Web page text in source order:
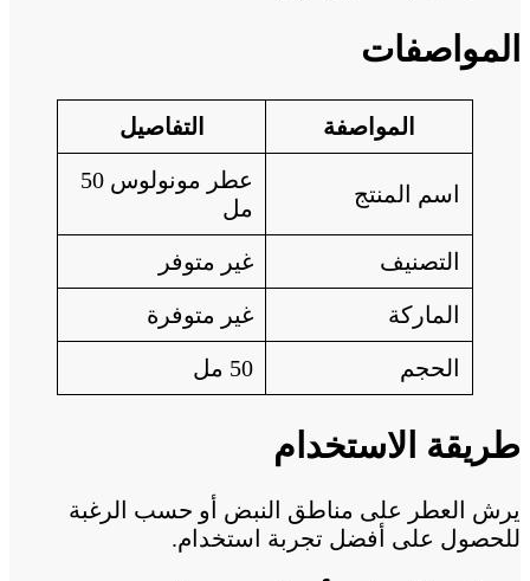
المواصفات
المواصفة التفاصيل
اسم المنتج
عطر مونولوس 50
مل
التصنيف غير متوفر
الماركة غير متوفرة
الحجم 50 مل
طريقة الاستخدام
يرش العطر على مناطق النبض أو حسب الرغبة
للحصول على أفضل تجربة استخدام.